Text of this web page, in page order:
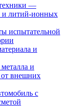
техники —
и литий-ионных
испытательной
и
и
от внешних
с